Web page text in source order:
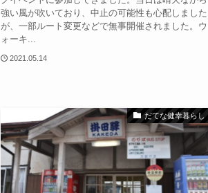
強い風が吹いており、中止の可能性も心配しました
が、一部ルート変更などで無事開催されました。ウ
ォーキ...
2021.05.14
だてな健幸暮らし